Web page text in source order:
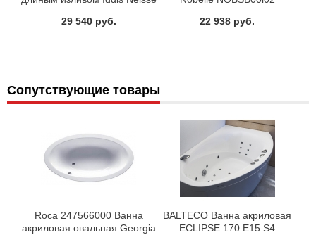
29 540 руб.
22 938 руб.
Сопутствующие товары
Roca 247566000 Ванна
акриловая овальная Georgia
BALTECO Ванна акриловая
ECLIPSE 170 E15 S4